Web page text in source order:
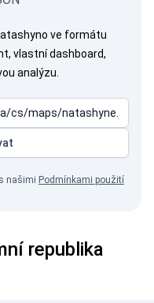
ve formátu
vlastní dashboard,
analýzu.
našimi Podmínkami použití
republika